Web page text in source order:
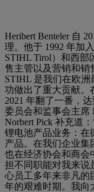
Heribert Benteler 自
理。他于 1992 年加
STIHL Tirol）和西部
售主管以及营销和销
STIHL 是我们在欧洲
功做出了重大贡献。
2021 年翻了一番，
委员会和监事会主席
Norbert Pick 补充道
锂电池产品业务：在
产品。在我们企业集
也在经济协会和商会
担不同职能对我来说
心员工多年来非凡的
年的艰难时期。我向